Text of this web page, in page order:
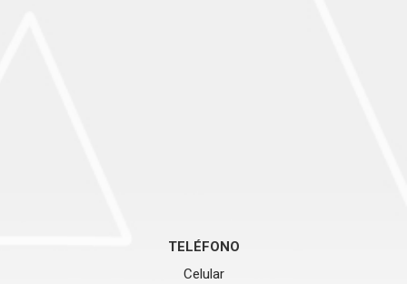
TELÉFONO
Celular